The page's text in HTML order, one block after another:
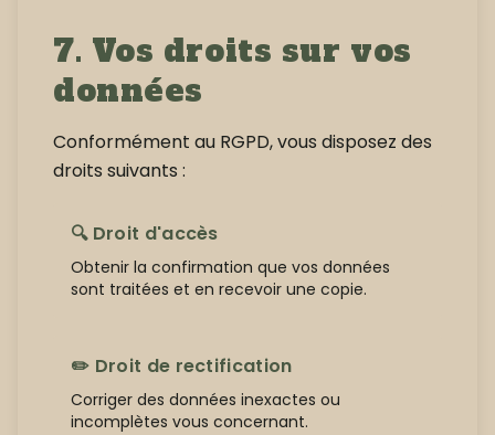
7. Vos droits sur vos
données
Conformément au RGPD, vous disposez des
droits suivants :
🔍 Droit d'accès
Obtenir la confirmation que vos données
sont traitées et en recevoir une copie.
✏️ Droit de rectification
Corriger des données inexactes ou
incomplètes vous concernant.